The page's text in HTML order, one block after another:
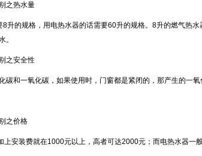
之热水量
升的规格，用电热水器的话需要60升的规格。8升的燃气热
。
之安全性
碳和一氧化碳，如果使用时，门窗都是紧闭的，那产生的一氧
之价格
安装费就在1000元以上，高者可达2000元；而电热水器一